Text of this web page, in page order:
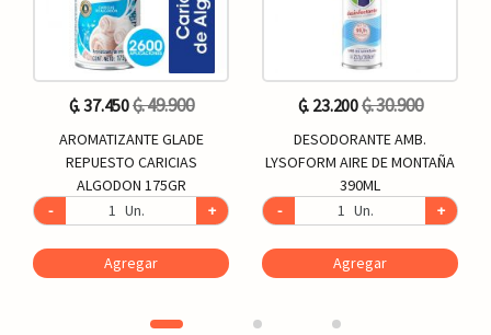
₲. 37.450₲. 49.900
AROMATIZANTE GLADE
REPUESTO CARICIAS
ALGODON 175GR
-
Un. +
Agregar
₲. 23.200₲. 30.900
DESODORANTE AMB.
LYSOFORM AIRE DE MONTAÑA
390ML
-
Un. +
Agregar